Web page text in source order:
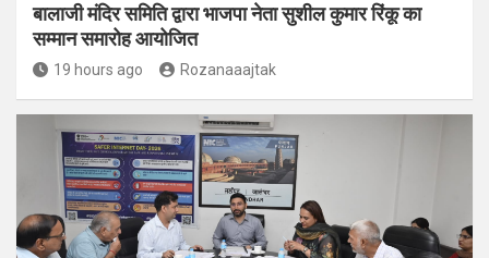
बालाजी मंदिर समिति द्वारा भाजपा नेता सुशील कुमार रिंकू का
सम्मान समारोह आयोजित
19 hours ago Rozanaaajtak